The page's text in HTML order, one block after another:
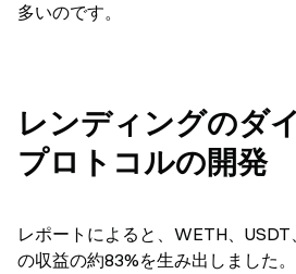
多いのです。
レンディングのダ
プロトコルの開発
レポートによると、WETH、
の収益の約83%を生み出しました